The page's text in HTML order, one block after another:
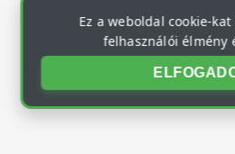
Ez a weboldal cookie-
felhasználói élmény